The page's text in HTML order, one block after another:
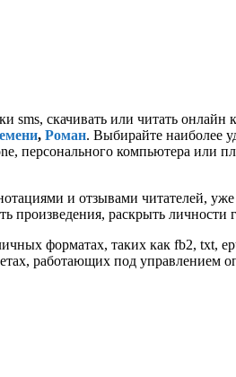
sms, скачивать или читать онлайн
, Роман. Выбирайте наиболее
персонального компьютера или
и отзывами читателей,
произведения, раскрыть
форматах, таких как fb2, txt,
работающих под управлением